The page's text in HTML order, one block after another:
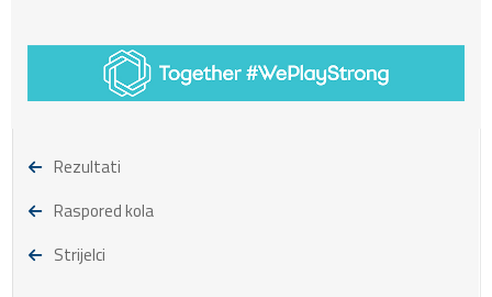
Rezultati
Raspored kola
Strijelci